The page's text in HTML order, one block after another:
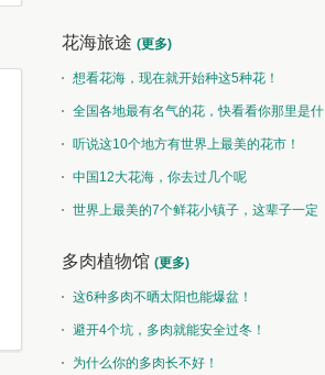
花海旅途 (更多)
想看花海，现在就开始种这5种花！
全国各地最有名气的花，快看看你那里是什
么花儿！
听说这10个地方有世界上最美的花市！
中国12大花海，你去过几个呢
世界上最美的7个鲜花小镇子，这辈子一定
多肉植物馆 (更多)
这6种多肉不晒太阳也能爆盆！
避开4个坑，多肉就能安全过冬！
为什么你的多肉长不好！